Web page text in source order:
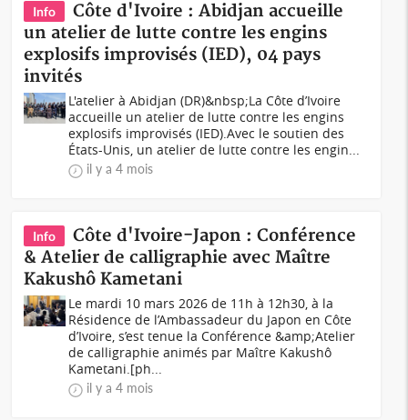
Info
Côte d'Ivoire : Abidjan accueille
un atelier de lutte contre les engins
explosifs improvisés (IED), 04 pays
invités
L'atelier à Abidjan (DR)&nbsp;La Côte d’Ivoire
accueille un atelier de lutte contre les engins
explosifs improvisés (IED).Avec le soutien des
États-Unis, un atelier de lutte contre les engin...
il y a 4 mois
Info
Côte d'Ivoire-Japon : Conférence
& Atelier de calligraphie avec Maître
Kakushô Kametani
Le mardi 10 mars 2026 de 11h à 12h30, à la
Résidence de l’Ambassadeur du Japon en Côte
d’Ivoire, s’est tenue la Conférence &amp;Atelier
de calligraphie animés par Maître Kakushô
Kametani.[ph...
il y a 4 mois